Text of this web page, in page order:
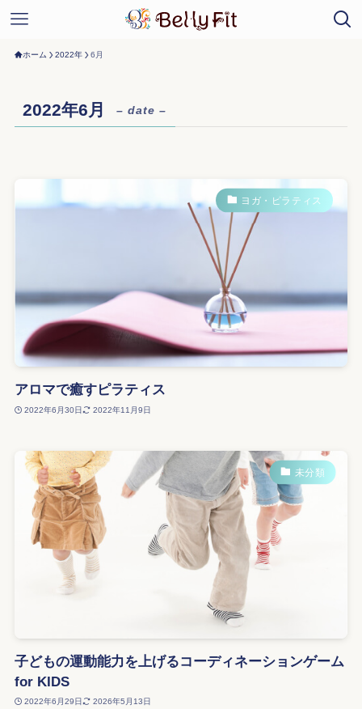
ホーム 2022年 6月
2022年6月 – date –
ヨガ・ピラティス
アロマで癒すピラティス
2022年6月30日 2022年11月9日
未分類
子どもの運動能力を上げるコーディネーションゲーム
for KIDS
2022年6月29日 2026年5月13日